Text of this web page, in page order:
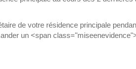
de votre résidence principale
un <span